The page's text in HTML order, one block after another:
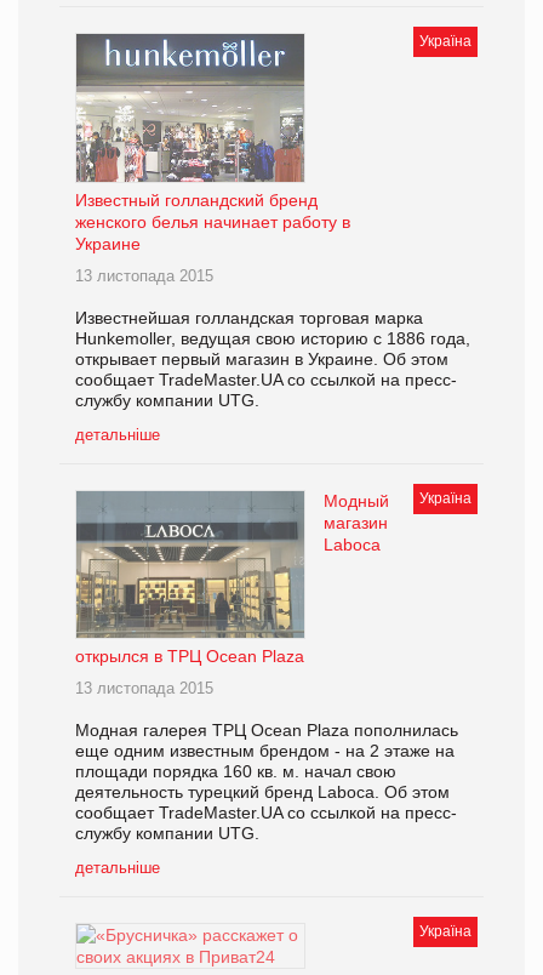
Україна
Известный голландский бренд
женского белья начинает работу в
Украине
13 листопада 2015
Известнейшая голландская торговая марка
Hunkemoller, ведущая свою историю с 1886 года,
открывает первый магазин в Украине. Об этом
сообщает TradeMaster.UA со ссылкой на пресс-
службу компании UTG.
детальніше
Україна
Модный
магазин
Laboca
открылся в ТРЦ Ocean Plaza
13 листопада 2015
Модная галерея ТРЦ Ocean Plaza пополнилась
еще одним известным брендом - на 2 этаже на
площади порядка 160 кв. м. начал свою
деятельность турецкий бренд Laboca. Об этом
сообщает TradeMaster.UA со ссылкой на пресс-
службу компании UTG.
детальніше
Україна